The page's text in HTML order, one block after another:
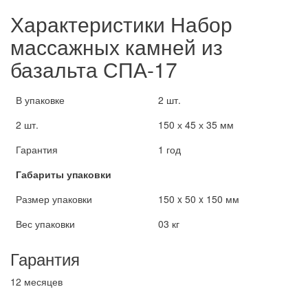
Характеристики Набор
массажных камней из
базальта СПА-17
В упаковке
2 шт.
2 шт.
150 х 45 х 35 мм
Гарантия
1 год
Габариты упаковки
Размер упаковки
150 x 50 x 150 мм
Вес упаковки
03 кг
Гарантия
12 месяцев